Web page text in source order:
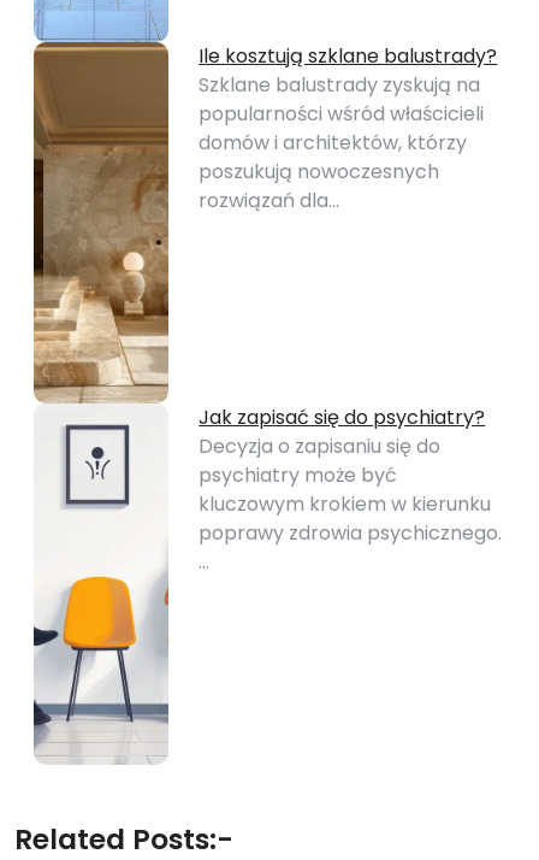
Ile kosztują szklane balustrady?
Szklane balustrady zyskują na
popularności wśród właścicieli
domów i architektów, którzy
poszukują nowoczesnych
rozwiązań dla…
Jak zapisać się do psychiatry?
Decyzja o zapisaniu się do
psychiatry może być
kluczowym krokiem w kierunku
poprawy zdrowia psychicznego.
…
Related Posts:-